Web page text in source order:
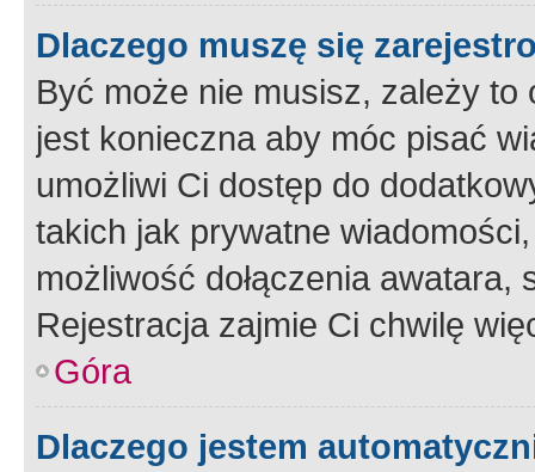
Dlaczego muszę się
Być może nie musisz, zależy
jest konieczna aby móc pisać
umożliwi Ci dostęp do
takich jak prywatne
możliwość dołączenia
Rejestracja zajmie Ci chwilę
Góra
Dlaczego jestem